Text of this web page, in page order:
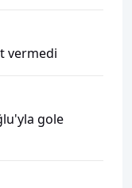
vermedi
gole